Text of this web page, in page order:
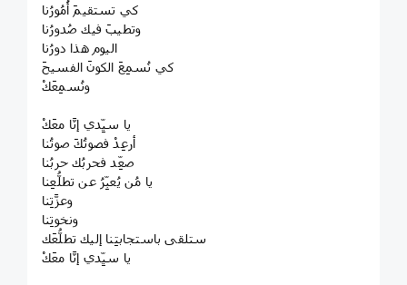
‏كي تستقيمَ أُمُورُنا
‏وتطيبَ فيك صُدورُنا
‏اليوم هذا دورُنا
‏كي نُسمِعَ الكونَ الفسيحَ
‏ونُسمِعَكْ
‏يا سيِّدي إنَّا معَكْ
‏أرعِدْ فصوتُكَ صوتُنا
‏صعِّد فحربُك حربُنا
‏يا مُن يُعبِّرُ عن تطلُّعِنا
‏وعزَّتِنا
‏ونخوتِنا
‏ستلقى باستجابتِنا إليك تطلُّعَك
‏يا سيِّدي إنَّا معَكْ